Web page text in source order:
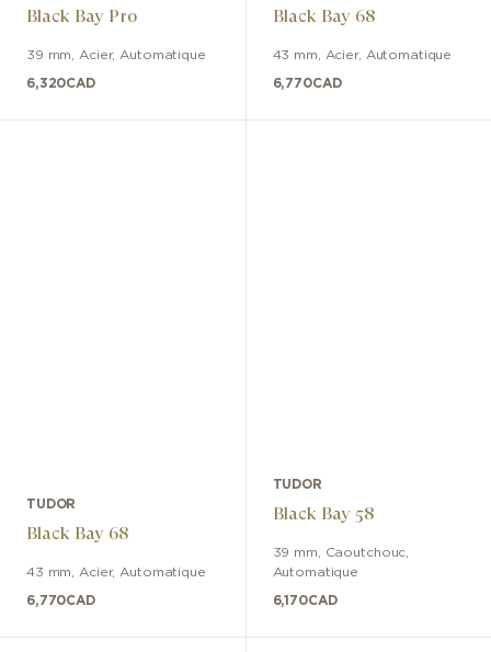
Black Bay Pro
39 mm Acier, Automatique
6,320CAD
Black Bay 68
43 mm Acier, Automatique
6,770CAD
TUDOR
Black Bay 68
43 mm Acier, Automatique
6,770CAD
TUDOR
Black Bay 58
39 mm Caoutchouc
Automatique
6,170CAD